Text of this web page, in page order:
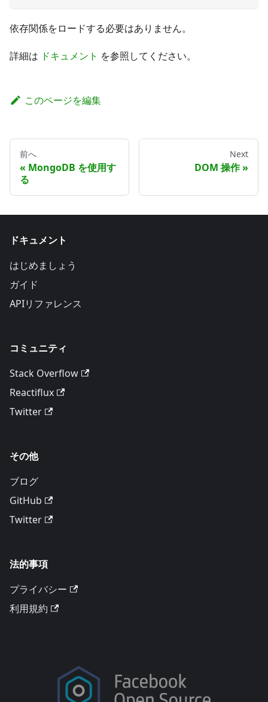
依存関係をロードする必要はありません。
詳細は ドキュメント を参照してください。
このページを編集
前へ
MongoDB を使用す
る
Next
DOM 操作
ドキュメント
はじめましょう
ガイド
APIリファレンス
コミュニティ
Stack Overflow
Reactiflux
Twitter
その他
ブログ
GitHub
Twitter
法的事項
プライバシー
利用規約